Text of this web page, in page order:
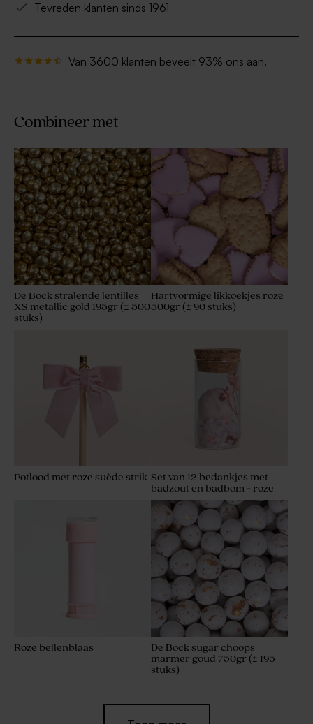
Tevreden klanten sinds 1961
Van 3600 klanten beveelt 93% ons aan.
Combineer met
De Bock stralende lentilles
XS metallic gold 195gr (± 500
stuks)
Hartvormige likkoekjes roze
500gr (± 90 stuks)
Potlood met roze suède strik Set van 12 bedankjes met
badzout en badbom - roze
Roze bellenblaas
De Bock sugar choops
marmer goud 750gr (± 195
stuks)